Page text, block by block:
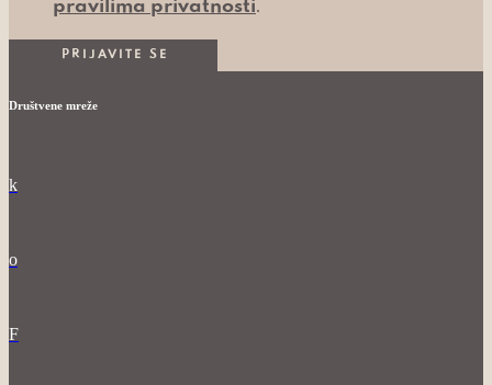
pravilima privatnosti.
Društvene mreže
k
o
F